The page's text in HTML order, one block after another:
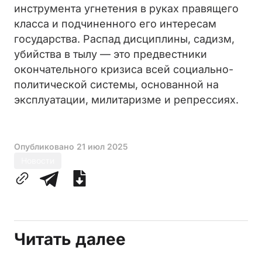
инструмента угнетения в руках правящего
класса и подчиненного его интересам
государства. Распад дисциплины, садизм,
убийства в тылу — это предвестники
окончательного кризиса всей социально-
политической системы, основанной на
эксплуатации, милитаризме и репрессиях.
Опубликовано 21 июл 2025
Читать далее